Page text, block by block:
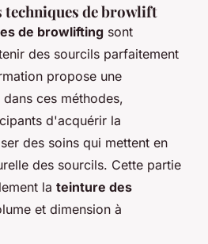
techniques de browlift
de browlifting sont
des sourcils parfaitement
propose une
ces méthodes,
d'acquérir la
des soins qui mettent en
des sourcils. Cette partie
la teinture des
et dimension à